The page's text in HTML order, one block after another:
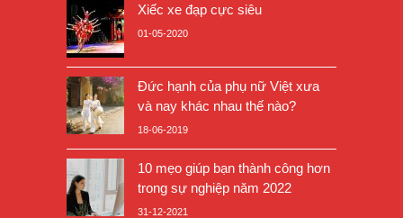
Xiếc xe đạp cực siêu
01-05-2020
Đức hạnh của phụ nữ Việt xưa
và nay khác nhau thế nào?
18-06-2019
10 mẹo giúp bạn thành công hơn
trong sự nghiệp năm 2022
31-12-2021